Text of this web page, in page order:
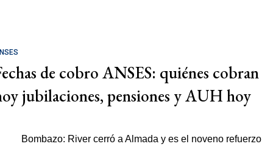
de cobro ANSES: quiénes cobran
jubilaciones, pensiones y AUH hoy